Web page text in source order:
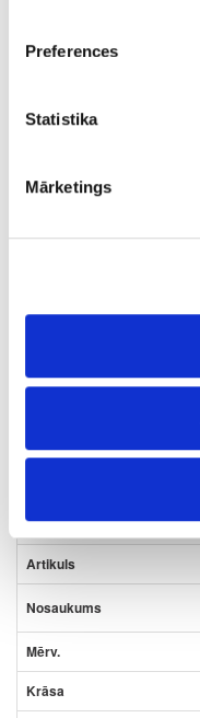
Preferences
Statistika
Mārketings
Uzdot jautājumu